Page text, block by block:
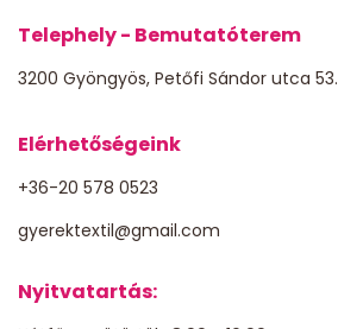
Telephely - Bemutatóterem
3200 Gyöngyös, Petőfi Sándor utca 53.
Elérhetőségeink
+36-20 578 0523
gyerektextil@gmail.com
Nyitvatartás: